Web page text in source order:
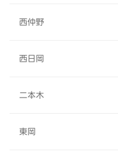
西仲野
西日岡
二本木
東岡